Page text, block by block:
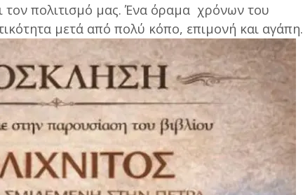
τον πολιτισμό μας. Ένα όραμα χρόνων του
μετά από πολύ κόπο, επιμονή και αγάπη.